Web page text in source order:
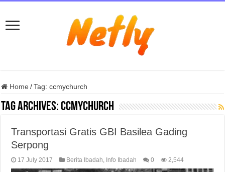
Home / Tag:ccmychurch
Tag Archives:ccmychurch
Transportasi Gratis GBI Basilea Gading
Serpong
17 July 2017 Berita Ibadah, Info Ibadah 0 2,544